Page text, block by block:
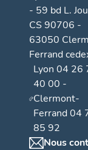
- 59 bd L.
CS 90706 -
63050
Ferrand
Lyon 04 26
40 00 -
Clermont-
Ferrand 04
85 92
Nous